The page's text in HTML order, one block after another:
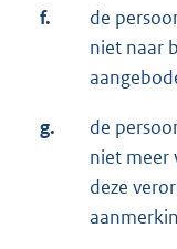
f.
de
niet naar
g.
de
niet meer
deze